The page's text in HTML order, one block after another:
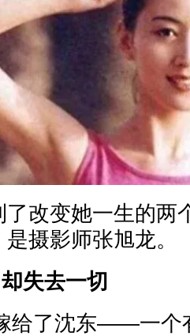
改变她一生的两
摄影师张旭龙。
失去一切
给了沈东——一个